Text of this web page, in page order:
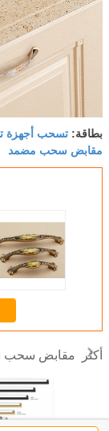
بطاقة: تسحب أجهزة
مقابض سحب مضمد
أكثر مقابض سحب